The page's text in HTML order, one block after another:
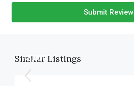
Submit Review
Similar Listings
৳8,000